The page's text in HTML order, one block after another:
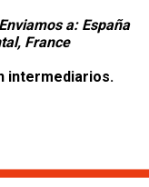
Enviamos a: España
France
intermediarios.